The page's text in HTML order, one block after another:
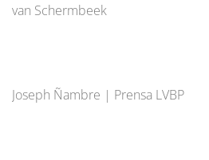
van Schermbeek
Joseph Ñambre | Prensa LVBP